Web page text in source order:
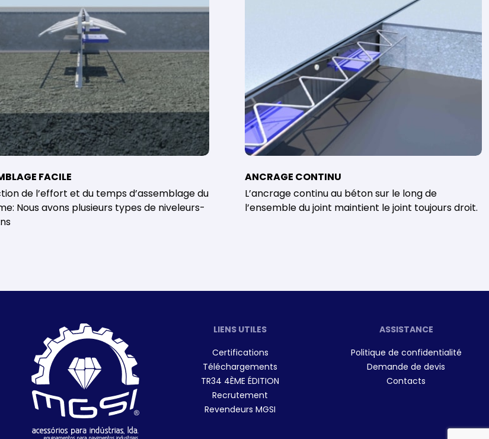
FACILE
de l’effort et du temps d’assemblage du
Nous avons plusieurs types de niveleurs-
ANCRAGE CONTINU
L’ancrage continu au béton sur le long de
l’ensemble du joint maintient le joint toujours droit.
LIENS UTILES
Certifications
Téléchargements
TR34 4ÈME ÉDITION
Recrutement
Revendeurs MGSI
ASSISTANCE
Politique de confidentialité
Demande de devis
Contacts